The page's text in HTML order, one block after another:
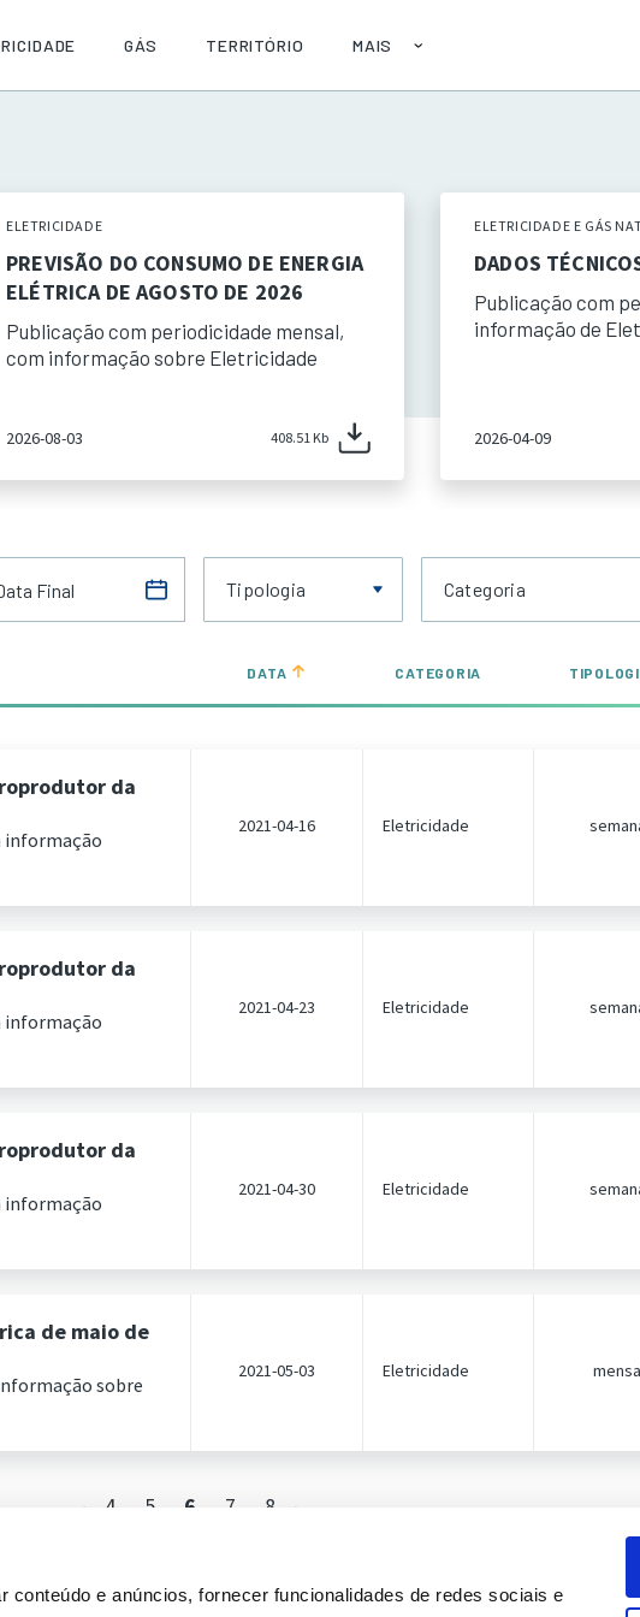
conteúdo e anúncios, fornecer funcionalidades de redes sociais e
GÁS TERRITÓRIO MAIS
ELETRICIDADE
PREVISÃO DO CONSUMO DE ENERGIA
ELÉTRICA DE AGOSTO DE 2026
Publicação com periodicidade mensal,
com informação sobre Eletricidade
2026-08-03 408.51 Kb
ELETRICIDADE E GÁS
DADOS
Publicação com
informação de
2026-04-09
Tipologia Categoria
DATA CATEGORIA
da
informação
2021-04-16 Eletricidade
da
informação
2021-04-23 Eletricidade
da
informação
2021-04-30 Eletricidade
de maio de
sobre
2021-05-03 Eletricidade
4 5 6 7 8